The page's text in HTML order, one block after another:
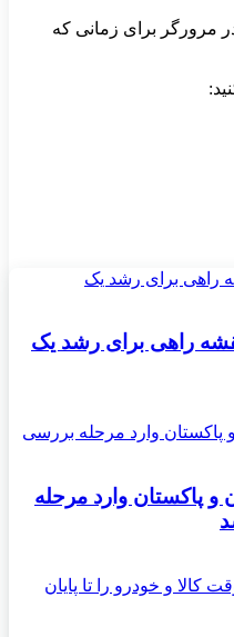
مرورگر برای زمانی که
| نقشه راهی برای رشد یک
و پاکستان وارد مرحله